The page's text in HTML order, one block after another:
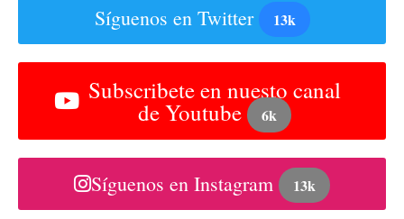
Síguenos en Twitter 13k
Subscribete en nuesto canal
de Youtube 6k
Síguenos en Instagram 13k